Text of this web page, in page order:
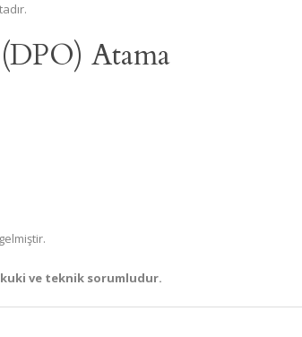
Atama
ve teknik sorumludur.